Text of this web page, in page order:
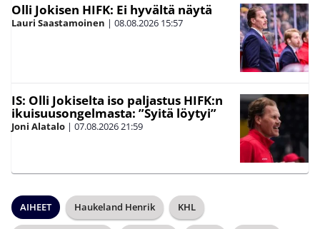
Olli Jokisen HIFK: Ei hyvältä näytä
Lauri Saastamoinen | 08.08.2026 15:57
IS: Olli Jokiselta iso paljastus HIFK:n
ikuisuusongelmasta: ”Syitä löytyi”
Joni Alatalo | 07.08.202621:59
AIHEET Haukeland Henrik KHL